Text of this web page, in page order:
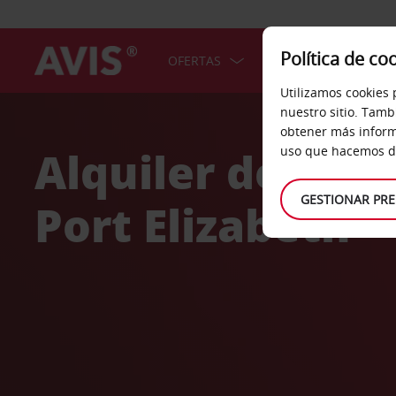
OFERTAS COCHES
Alquiler de
Port Elizabeth
Política de
Utilizamos
nuestro sitio.
obtener más
uso que hacemos
GESTIONAR